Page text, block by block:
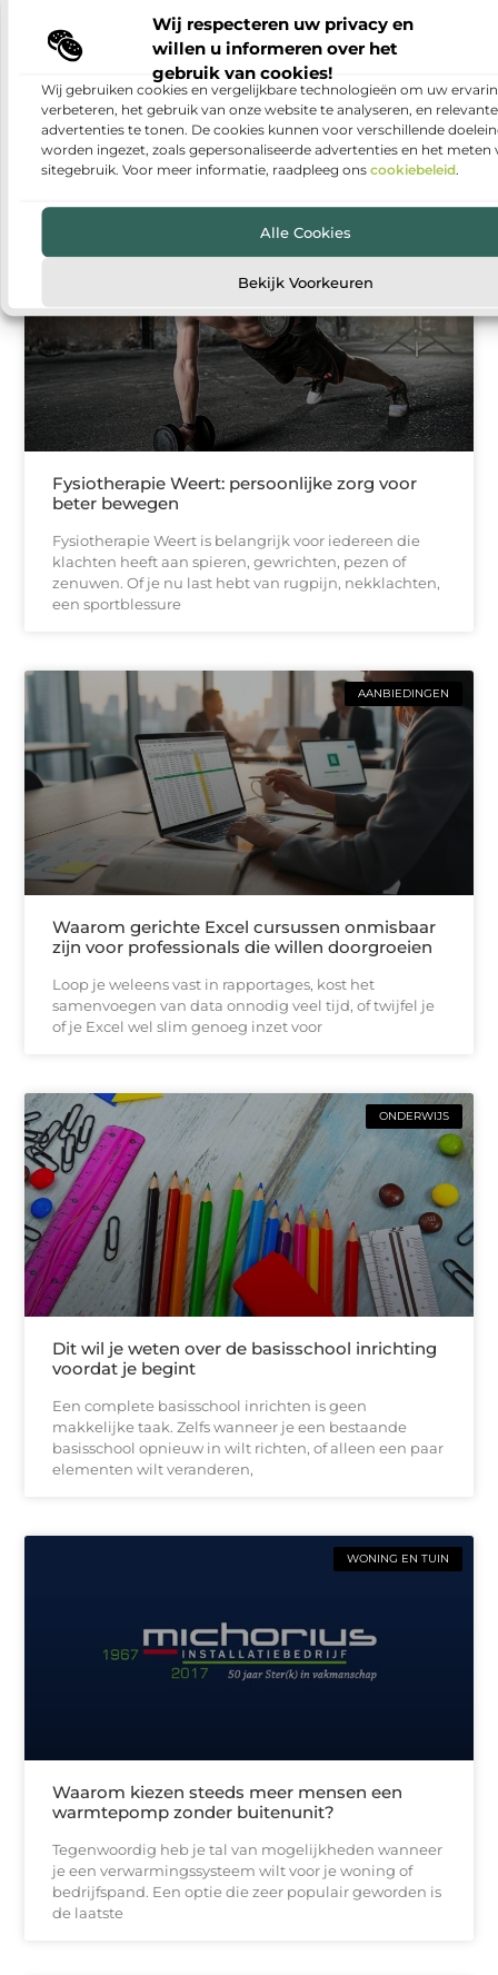
Wij respecteren uw privacy en
willen u informeren over het
gebruik van cookies!
Wij gebruiken cookies en vergelijkbare technologieën om uw
verbeteren, het gebruik van onze website te analyseren, en relevante
advertenties te tonen. De cookies kunnen voor verschillende
worden ingezet, zoals gepersonaliseerde advertenties en het meten
sitegebruik. Voor meer informatie, raadpleeg ons cookiebeleid.
Alle Cookies
Bekijk Voorkeuren
Warmtepomp installeren: duurzaam en
comfortabel wonen
Steeds meer huishoudens denken na over manieren
om hun woning energiezuiniger te maken. Een van
de populairste oplossingen is een warmtepomp. Met
een warmtepomp kun
Fysiotherapie Weert: persoonlijke zorg voor
beter bewegen
Fysiotherapie Weert is belangrijk voor iedereen die
klachten heeft aan spieren, gewrichten, pezen of
zenuwen. Of je nu last hebt van rugpijn, nekklachten,
een sportblessure
AANBIEDINGEN
Waarom gerichte Excel cursussen onmisbaar
zijn voor professionals die willen doorgroeien
Loop je weleens vast in rapportages, kost het
samenvoegen van data onnodig veel tijd, of twijfel je
of je Excel wel slim genoeg inzet voor
ONDERWIJS
Dit wil je weten over de basisschool inrichting
voordat je begint
Een complete basisschool inrichten is geen
makkelijke taak. Zelfs wanneer je een bestaande
basisschool opnieuw in wilt richten, of alleen een paar
elementen wilt veranderen,
WONING EN TUIN
Waarom kiezen steeds meer mensen een
warmtepomp zonder buitenunit?
Tegenwoordig heb je tal van mogelijkheden wanneer
je een verwarmingssysteem wilt voor je woning of
bedrijfspand. Een optie die zeer populair geworden is
de laatste